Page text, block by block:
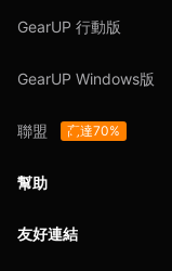
GearUP 行動版
GearUP Windows版
聯盟 高達70%
幫助
支援
友好連結